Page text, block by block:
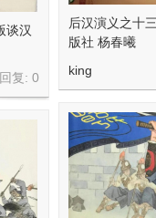
后汉演义之十
版社 杨春曦
king
谈汉
复: 0